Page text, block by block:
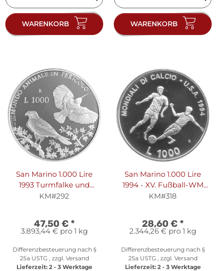
WARENKORB WARENKORB
San Marino 1.000 Lire
1993 Turmfalke und
Mauerläufer - Silber PP
KM#292
47,50 € *
3.893,44 € pro 1 kg
Differenzbesteuerung nach §
25a USTG , zzgl. Versand
Lieferzeit: 2 - 3 Werktage
San Marino 1.000 Lire
1994 - XV. Fußball-WM
1994 in den USA - Silber
KM#318
28,60 € *
2.344,26 € pro 1 kg
Differenzbesteuerung nach §
25a USTG , zzgl. Versand
Lieferzeit: 2 - 3 Werktage